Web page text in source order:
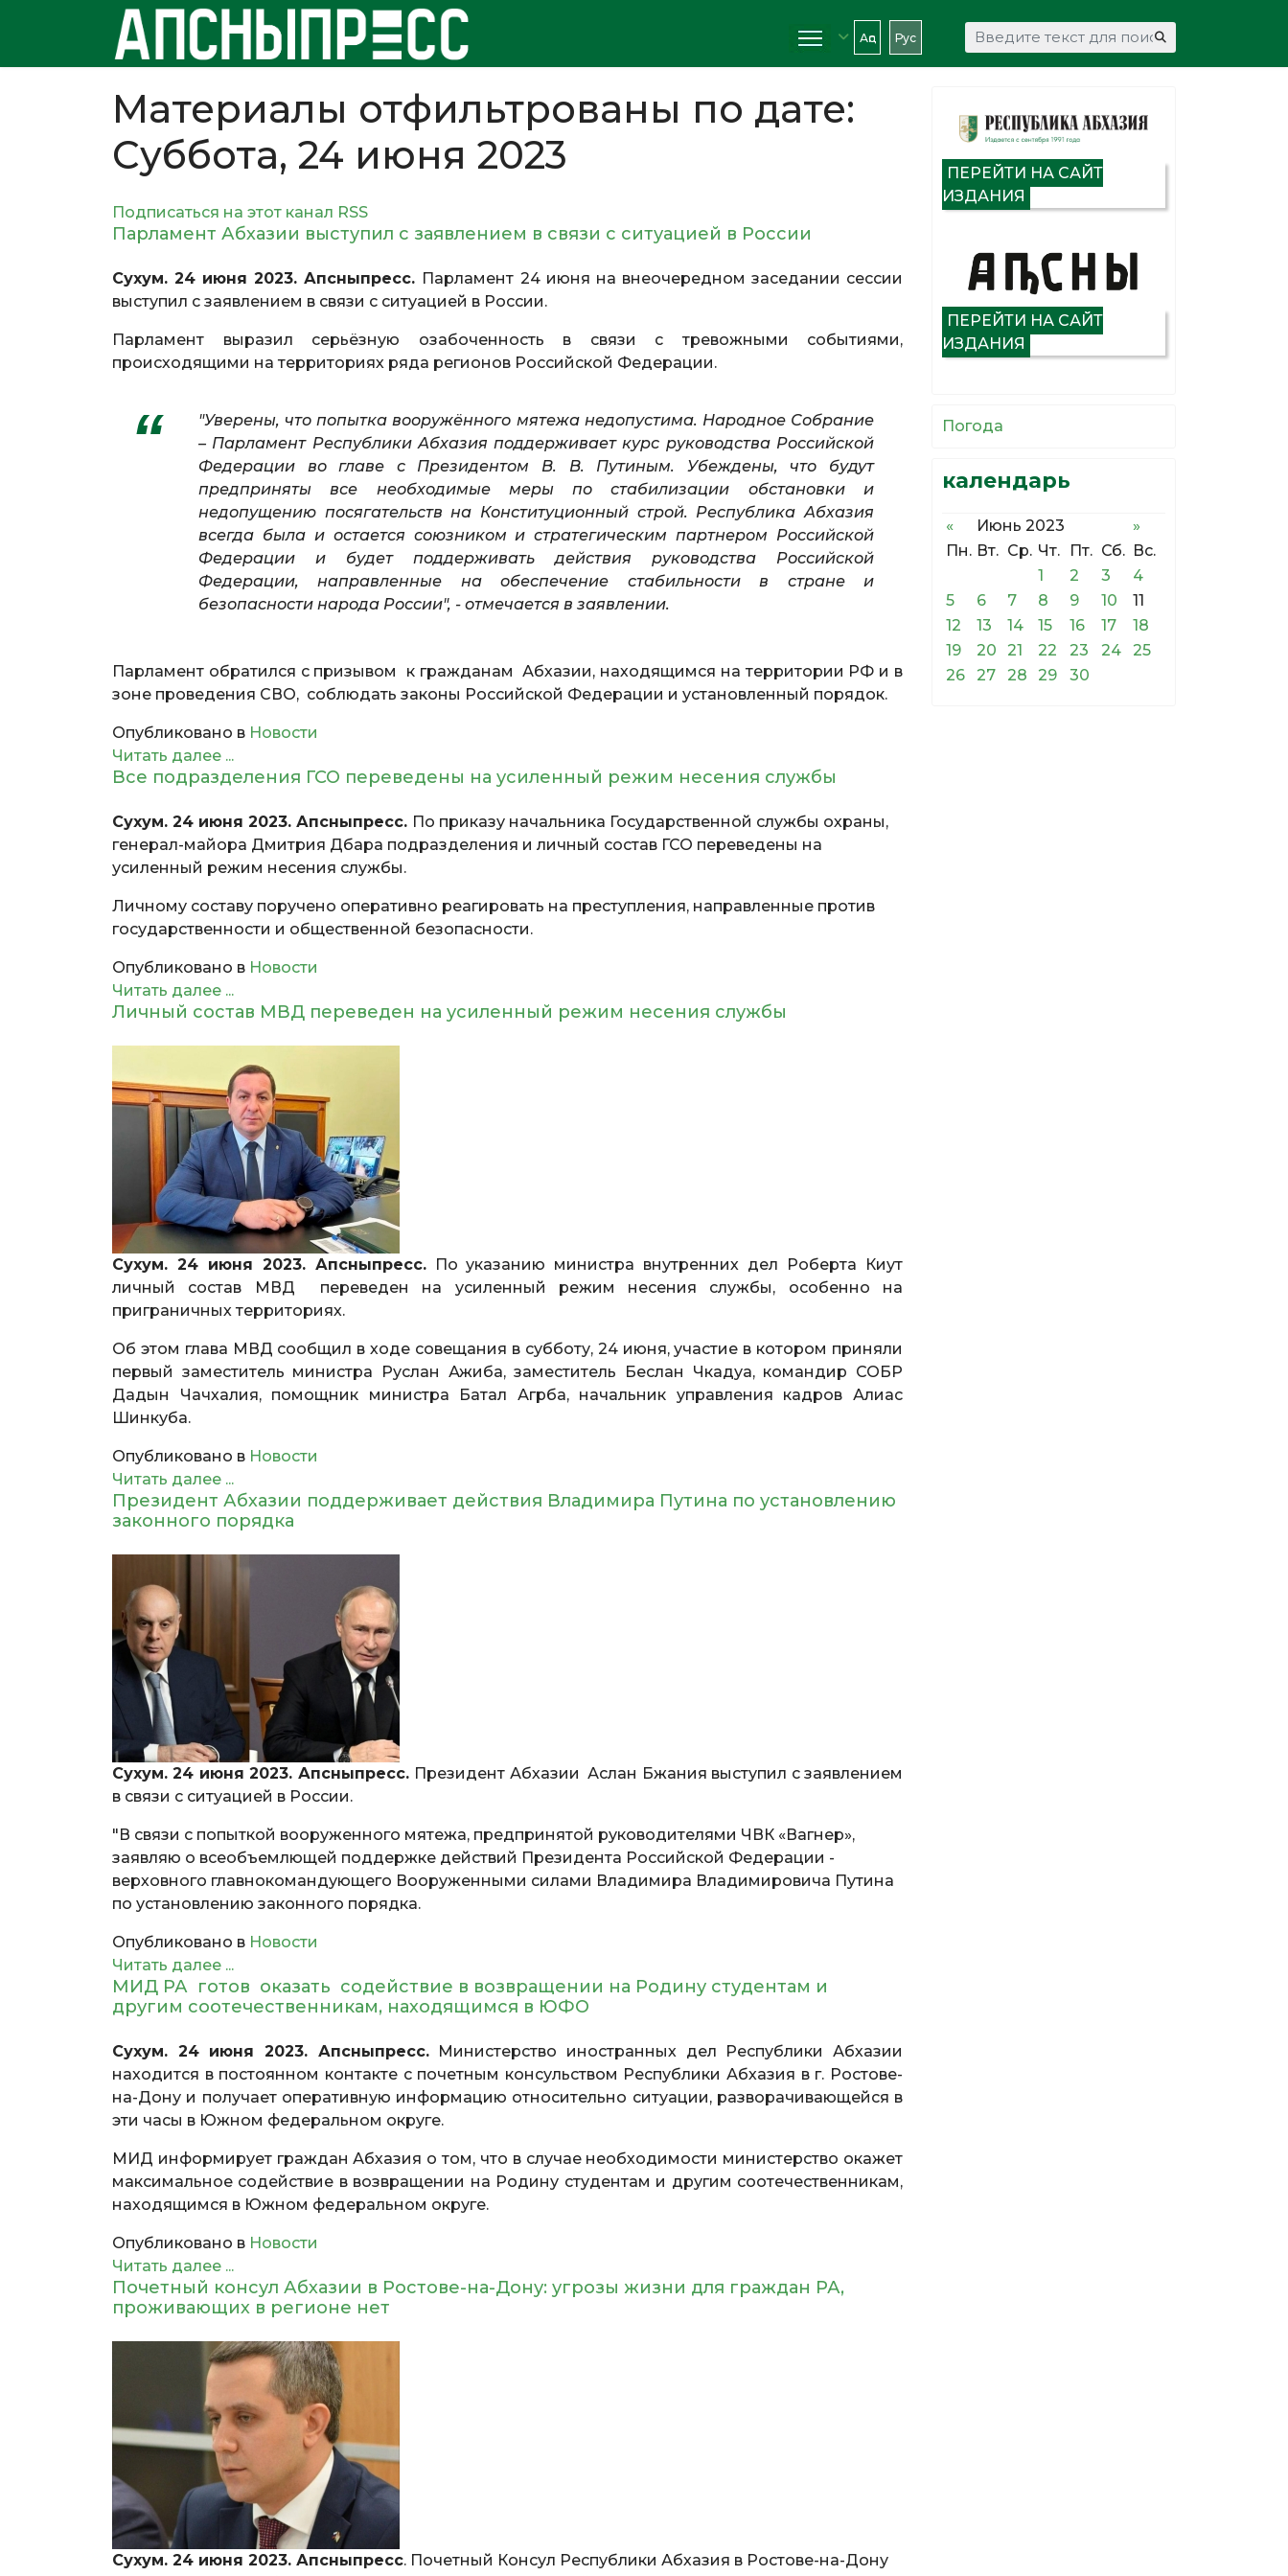
Аԥс Рус Искать...
Материалы отфильтрованы по дате:
Суббота, 24 июня 2023
Подписаться на этот канал RSS
Парламент Абхазии выступил с заявлением в связи с ситуацией в России
Сухум. 24 июня 2023. Апсныпресс. Парламент 24 июня на внеочередном заседании сессии
выступил с заявлением в связи с ситуацией в России.
Парламент выразил серьёзную озабоченность в связи с тревожными событиями,
происходящими на территориях ряда регионов Российской Федерации.
"Уверены, что попытка вооружённого мятежа недопустима. Народное Собрание
– Парламент Республики Абхазия поддерживает курс руководства Российской
Федерации во главе с Президентом В. В. Путиным. Убеждены, что будут
предприняты все необходимые меры по стабилизации обстановки и
недопущению посягательств на Конституционный строй. Республика Абхазия
всегда была и остается союзником и стратегическим партнером Российской
Федерации и будет поддерживать действия руководства Российской
Федерации, направленные на обеспечение стабильности в стране и
безопасности народа России", - отмечается в заявлении.
Парламент обратился с призывом к гражданам Абхазии, находящимся на территории РФ и в
зоне проведения СВО, соблюдать законы Российской Федерации и установленный порядок.
Опубликовано в Новости
Читать далее ...
Все подразделения ГСО переведены на усиленный режим несения службы
Сухум. 24 июня 2023. Апсныпресс. По приказу начальника Государственной службы охраны,
генерал-майора Дмитрия Дбара подразделения и личный состав ГСО переведены на
усиленный режим несения службы.
Личному составу поручено оперативно реагировать на преступления, направленные против
государственности и общественной безопасности.
Опубликовано в Новости
Читать далее ...
Личный состав МВД переведен на усиленный режим несения службы
Сухум. 24 июня 2023. Апсныпресс.По указанию министра внутренних дел Роберта Киут
личный состав МВД переведен на усиленный режим несения службы, особенно на
приграничных территориях.
Об этом глава МВД сообщил в ходе совещания в субботу, 24 июня, участие в котором приняли
первый заместитель министра Руслан Ажиба, заместитель Беслан Чкадуа, командир СОБР
Дадын Чачхалия, помощник министра Батал Агрба, начальник управления кадров Алиас
Шинкуба.
Опубликовано в Новости
Читать далее ...
Президент Абхазии поддерживает действия Владимира Путина по установлению
законного порядка
Сухум. 24 июня 2023. Апсныпресс. Президент Абхазии Аслан Бжания выступил с заявлением
в связи с ситуацией в России.
"В связи с попыткой вооруженного мятежа, предпринятой руководителями ЧВК «Вагнер»,
заявляю о всеобъемлющей поддержке действий Президента Российской Федерации -
верховного главнокомандующего Вооруженными силами Владимира Владимировича Путина
по установлению законного порядка.
Опубликовано в Новости
Читать далее ...
МИД РА готов оказать содействие в возвращении на Родину студентам и
другим соотечественникам, находящимся в ЮФО
Сухум. 24 июня 2023. Апсныпресс.Министерство иностранных дел Республики Абхазии
находится в постоянном контакте с почетным консульством Республики Абхазия в г. Ростове-
на-Дону и получает оперативную информацию относительно ситуации, разворачивающейся в
эти часы в Южном федеральном округе.
МИД информирует граждан Абхазия о том, что в случае необходимости министерство окажет
максимальное содействие в возвращении на Родину студентам и другим соотечественникам,
находящимся в Южном федеральном округе.
Опубликовано в Новости
Читать далее ...
Почетный консул Абхазии в Ростове-на-Дону: угрозы жизни для граждан РА,
проживающих в регионе нет
Сухум. 24 июня 2023. Апсныпресс. Почетный Консул Республики Абхазия в Ростове-на-Дону
ПЕРЕЙТИ НА САЙТ
ИЗДАНИЯ
ПЕРЕЙТИ НА САЙТ
ИЗДАНИЯ
Погода
календарь
« Июнь 2023
»
Пн. Вт. Ср. Чт. Пт. Сб. Вс.
1
2 3
4
5
6 7 8 9 10
11
12
13 14 15 16 17
18
19
20 21 22 23 24
25
26
27 28 29 30